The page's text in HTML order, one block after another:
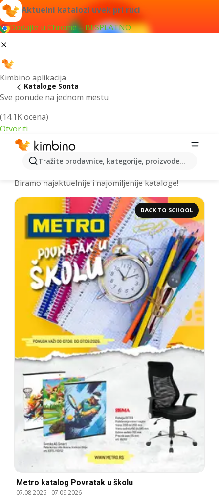
Aktuelni katalozi uvek pri ruci
Dodajte u Chrome – BESPLATNO
Kimbino aplikacija
Sve ponude na jednom mestu
(14.1K ocena)
Otvoriti
Tražite prodavnice, kategorije, proizvode...
Kataloge Sonta
Izdvojili smo za vas najbolje akcije za
Biramo najaktuelnije i najomiljenije kataloge!
BACK TO SCHOOL
Metro katalog Povratak u školu
07.08.2026- 07.09.2026